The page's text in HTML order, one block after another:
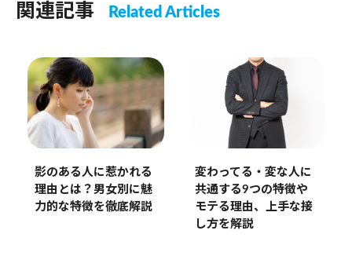
関連記事 Related Articles
影のある人に惹かれる
理由とは？男女別に魅
力的な特徴を徹底解説
変わってる・変な人に
共通する9つの特徴や
モテる理由、上手な接
し方を解説